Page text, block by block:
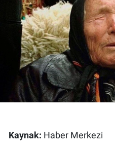
Kaynak: Haber Merkezi
Ekonomi
Forum
Gerçeğin İzinde
Gün Başlıyor